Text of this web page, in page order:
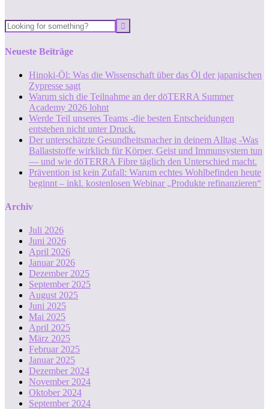
Neueste Beiträge
Hinoki-Öl: Was die Wissenschaft über das Öl der japanischen
Zypresse sagt
Warum sich die Teilnahme an der dōTERRA Summer
Academy 2026 lohnt
Werde Teil unseres Teams -die besten Entscheidungen
entstehen nicht unter Druck.
Der unterschätzte Gesundheitsmacher in deinem Alltag -Was
Ballaststoffe wirklich für Körper, Geist und Immunsystem tun
— und wie dōTERRA Fibre täglich den Unterschied macht.
Prävention ist kein Zufall: Warum echtes Wohlbefinden heute
beginnt – inkl. kostenlosen Webinar „Produkte refinanzieren“
Archiv
Juli 2026
Juni 2026
April 2026
Januar 2026
Dezember 2025
September 2025
August 2025
Juni 2025
Mai 2025
April 2025
März 2025
Februar 2025
Januar 2025
Dezember 2024
November 2024
Oktober 2024
September 2024